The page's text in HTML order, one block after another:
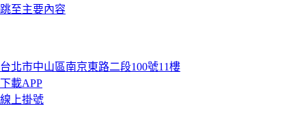
跳至主要內容
台北市中山區南京東路二段100號11樓
下載APP
線上掛號